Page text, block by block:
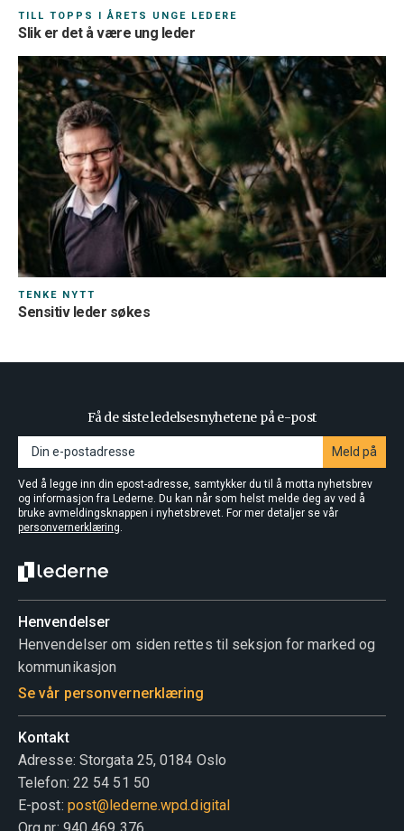
TILL TOPPS I ÅRETS UNGE LEDERE
Slik er det å være ung leder
TENKE NYTT
Sensitiv leder søkes
Få de siste ledelsesnyhetene på e-post
Meld på
Ved å legge inn din epost-adresse, samtykker du til å motta nyhetsbrev
og informasjon fra Lederne. Du kan når som helst melde deg av ved å
bruke avmeldingsknappen i nyhetsbrevet. For mer detaljer se vår
personvernerklæring.
Henvendelser
Henvendelser om siden rettes til seksjon for marked og
kommunikasjon
Se vår personvernerklæring
Kontakt
Adresse: Storgata 25, 0184 Oslo
Telefon: 22 54 51 50
E-post: post@lederne.wpd.digital